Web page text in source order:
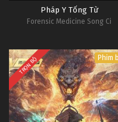
Pháp Y Tống Từ
Forensic Medicine Song Ci
TRỌN BỘ Phim